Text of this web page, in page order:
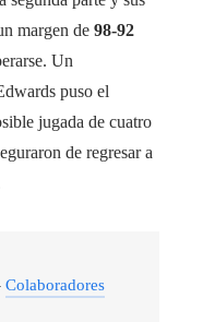
margen de 98-92
Un
puso el
jugada de cuatro
de regresar a
Colaboradores